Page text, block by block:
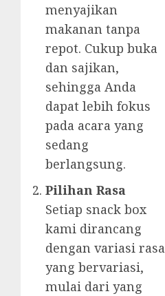
menyajikan
makanan tanpa
repot. Cukup buka
dan sajikan,
sehingga Anda
dapat lebih fokus
pada acara yang
sedang
berlangsung.
Pilihan Rasa
Setiap snack box
kami dirancang
dengan variasi rasa
yang bervariasi,
mulai dari yang